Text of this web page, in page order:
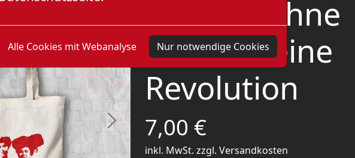
Alle Cookies mit Webanalyse Nur notwendige Cookies
Next
Tasche: Ohne
Frauen keine
Revolution
7,00 €
inkl. MwSt. zzgl. Versandkosten